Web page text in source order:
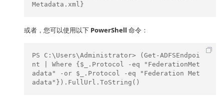
Metadata.xml}
或者，您可以使用以下 PowerShell 命令：
PS C:\Users\Administrator> (Get-ADFSEndpoi
nt | Where {$_.Protocol -eq "FederationMet
adata" -or $_.Protocol -eq "Federation Met
adata"}).FullUrl.ToString()